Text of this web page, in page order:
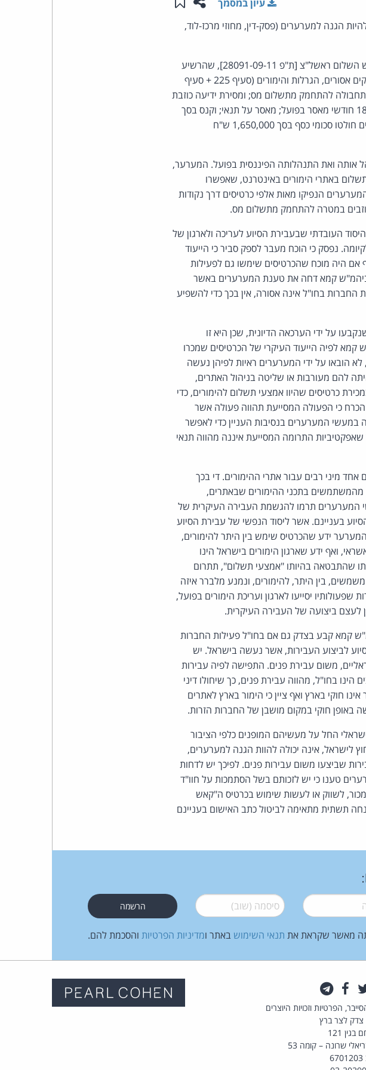
עיון במסמך
הגנה למערערים (פסק-דין, מחוזי מרכז-לוד,
של ביהמ"ש השלום ראשל"צ [ת"פ 28091-09-11], שהרשיע
את המערערים, לאחר הוכחות, בעבירות של סיוע לארגון או עריכת משחקים אסורים, הגרלות והימורים (סעיף 225 + סעיף
ותחבולה להתחמק מתשלום מס; ומסירת ידיעה כוזבת
או מסירת דו"ח או מסמך אחר הכוללים ידיעה כאמור. על המערער נגזרו 18 חודשי מאסר בפועל; מאסר על תנאי; וקנס בסך
100,000 ש"ח. על המערערת 2 הוטל קנס בסך 50,000 ש"ח. למערערים חולטו סכומי כסף בסך 1,650,000 ש"ח
ואת התנהלותה הפיננסית בפועל. המערער,
באתרי הימורים באינטרנט, שאפשרו
הנפיקו מאות אלפי כרטיסים דרך נקודות
כוזבים במטרה להתחמק מתשלום מס.
העובדתי שבעבירת הסיוע לעריכה ולארגון של
נפסק כי הוכח מעבר לספק סביר כי הייעוד
אם היה מוכח שהכרטיסים שימשו גם לפעילות
ביהמ"ש קמא דחה את טענת המערערים באשר
בחו"ל אינה אסורה, אין בכך כדי להשפיע
על ידי הערכאה הדיונית, שכן היא זו
לפיה הייעוד העיקרי של הכרטיסים שמכרו
הובאו על ידי המערערים ראיות לפיהן נעשה
להם מעורבות או שליטה בניהול האתרים,
כרטיסים שהיוו אמצעי תשלום להימורים, כדי
הכרח כי הפעולה המסייעת תהווה פעולה אשר
המערערים בנסיבות העניין כדי לאפשר
התרומה המסייעת איננה מהווה תנאי
מיני רבים עבור אתרי ההימורים. די בכך
מהמשתמשים בתכני ההימורים שבאתרים,
המערערים תרמו להגשמת העבירה העיקרית של
בעניינם. אשר ליסוד הנפשי של עבירת הסיוע
ידע שהכרטיס שימש בין היתר להימורים,
ואף ידע שארגון הימורים בישראל הינו
שהתבטאה בהיותו "אמצעי תשלום", תתרום
בין היתר, להימורים, ונמנע מלברר איזה
יסייעו לארגון ועריכת הימורים בפועל,
לעצם ביצועה של העבירה העיקרית.
קמא קבע בצדק גם אם בחו"ל פעילות החברות
לביצוע העבירות, אשר נעשה בישראל. יש
משום עבירת פנים. התפישה לפיה עבירות
בחו"ל, מהווה עבירת פנים, כך שיחולו דיני
חוקי בארץ ואף ציין כי הימור בארץ לאתרים
באופן חוקי במקום מושבן של החברות הזרות.
החל על מעשיהם המופנים כלפי הציבור
לישראל, אינה יכולה להוות הגנה למערערים,
שביצעו משום עבירות פנים. לפיכך יש לדחות
טענו כי יש לזכותם בשל הסתמכות על חוו"ד
לשווק או לעשות שימוש בכרטיס ה"קאש
תשתית מתאימה לביטול כתב האישום בעניינם
סיסמה (שוב)*
מאשר שקראת את תנאי השימוש באתר ומדיניות הפרטיות והסכמת להם.
טוויטרפייסבוק
הפרטיות וזכויות היוצרים
צדק לצר ברץ
121
שרונה – קומה 53